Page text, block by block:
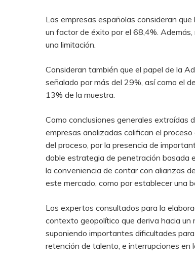
Las empresas españolas consideran
un factor de éxito por el 68,4%.
una limitación.
Consideran también que el papel de la
señalado por más del 29%, así como el
13% de la muestra.
Como conclusiones generales extraídas
empresas analizadas califican el
del proceso, por la presencia de
doble estrategia de penetración basada
la conveniencia de contar con alianzas
este mercado, como por establecer una
Los expertos consultados para la
contexto geopolítico que deriva hacia un
suponiendo importantes dificultades
retención de talento, e interrupciones en